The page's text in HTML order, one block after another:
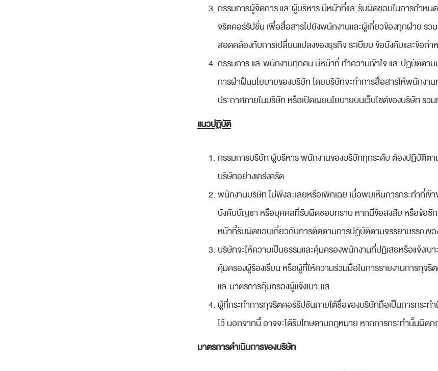
กรรมการผู้จัดการ และผู้บริหาร มีหน้าที่และรับผิดชอบในการกำหน
จริตคอร์รัปชั่น เพื่อสื่อสารไปยังพนักงานและผู้เกี่ยวข้องทุกฝ่าย รว
สอดคล้องกับการเปลี่ยนแปลงของธุรกิจ ระเบียบ ข้อบังคับและข้อก
กรรมการ และพนักงานทุกคน มีหน้าที่ ทำความเข้าใจ และปฏิบัติตา
การฝ่าฝืนนโยบายของบริษัท โดยบริษัทจะทำการสื่อสารให้พนักง
ประกาศภายในบริษัท หรือเปิดเผยนโยบายบนเว็บไซต์ของบริษัท ร
แนวปฏิบัติ
กรรมการบริษัท ผู้บริหาร พนักงานของบริษัททุกระดับ ต้องปฏิบัติต
บริษัทอย่างเคร่งครัด
พนักงานบริษัท ไม่พึงละเลยหรือเพิกเฉย เมื่อพบเห็นการกระทำที่เ
บังคับบัญชา หรือบุคคลที่รับผิดชอบทราบ หากมีข้อสงสัย หรือข้อ
หน้าที่รับผิดชอบเกี่ยวกับการติดตามการปฏิบัติตามจรรยาบรรณข
บริษัทจะให้ความเป็นธรรมและคุ้มครองพนักงานที่ปฏิเสธหรือแจ้งเ
คุ้มครองผู้ร้องเรียน หรือผู้ที่ให้ความร่วมมือในการรายงานการทุจ
และมาตรการคุ้มครองผู้แจ้งเบาะแส
ผู้ที่กระทำการทุจริตคอร์รัปชันภายใต้ชื่อของบริษัทถือเป็นการกระ
ไว้ นอกจากนี้ อาจจะได้รับโทษตามกฎหมาย หากการกระทำนั้นผิด
มาตรการดำเนินการของบริษัท